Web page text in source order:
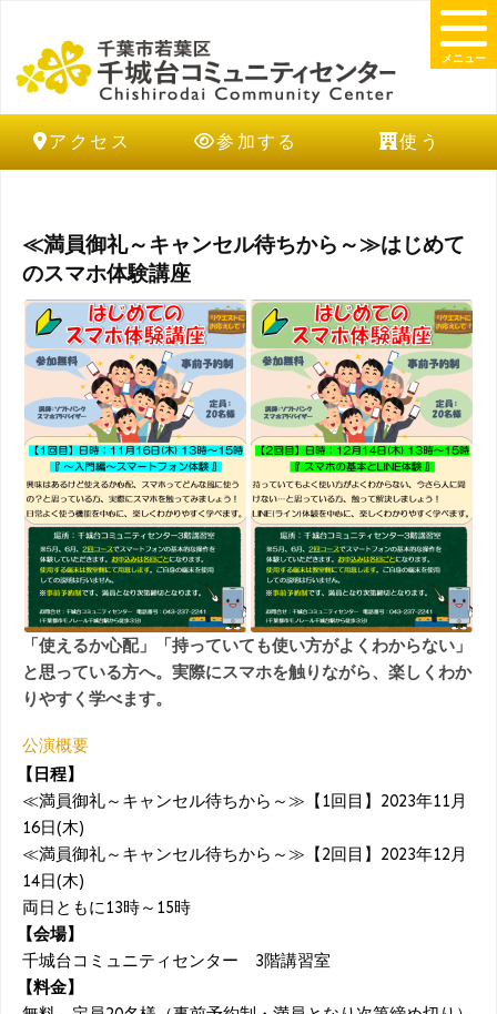
アクセス 参加する 使う
メニュー
≪満員御礼～キャンセル待ちから～≫はじめて
のスマホ体験講座
「使えるか心配」「持っていても使い方がよくわからない」
と思っている方へ。実際にスマホを触りながら、楽しくわか
りやすく学べます。
公演概要
【日程】
≪満員御礼～キャンセル待ちから～≫【1回目】2023年11月
16日(木)
≪満員御礼～キャンセル待ちから～≫【2回目】2023年12月
14日(木)
両日ともに13時～15時
【会場】
千城台コミュニティセンター 3階講習室
【料金】